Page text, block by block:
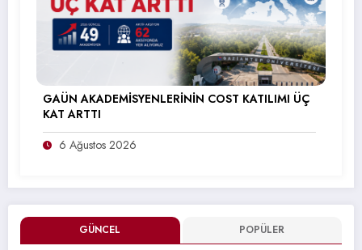
GÜNCEL POPÜLER
GAÜN AKADEMİSYENLERİNİN COST KATILIMI ÜÇ
KAT ARTTI
6 Ağustos 2026